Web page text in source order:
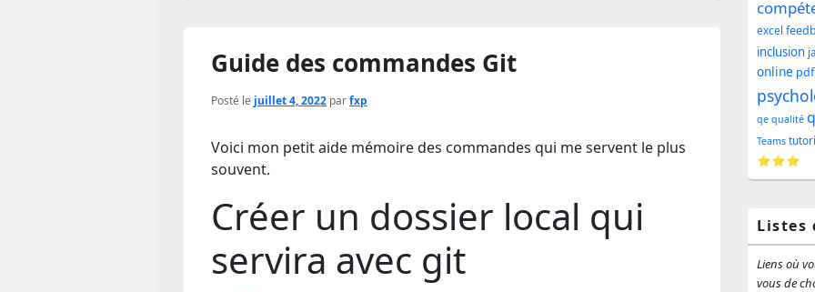
Guide des commandes Git
Posté le juillet 4, 2022 parfxp
Voici mon petit aide mémoire des commandes qui me servent le plus
souvent.
Créer un dossier local qui
servira avec git
de
pour
la
excel
inclusion
online pdf
qe qualité
Teams
⭐⭐⭐
Listes
Liens où
vous de